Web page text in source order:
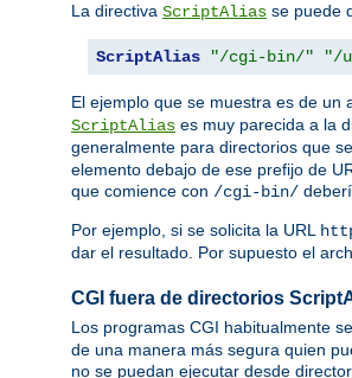
La directiva ScriptAlias se puede
ScriptAlias "/cgi-bin/" "/
El ejemplo que se muestra es de un
ScriptAlias es muy parecida a la
generalmente para directorios que
elemento debajo de ese prefijo de
que comience con /cgi-bin/
Por ejemplo, si se solicita la URL
dar el resultado. Por supuesto el
CGI fuera de directorios
Los programas CGI habitualmente
de una manera más segura quien
no se puedan ejecutar desde